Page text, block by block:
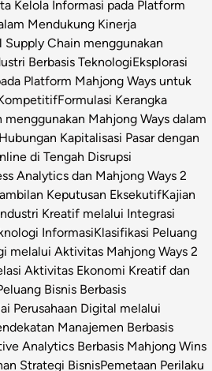
Kelola Informasi pada Platform
Mendukung Kinerja
Supply Chain menggunakan
Berbasis TeknologiEksplorasi
Platform Mahjong Ways untuk
Formulasi Kerangka
Mahjong Ways dalam
Hubungan Kapitalisasi Pasar dengan
di Tengah Disrupsi
Analytics dan Mahjong Ways 2
Keputusan EksekutifKajian
Kreatif melalui Integrasi
InformasiKlasifikasi Peluang
melalui Aktivitas Mahjong Ways 2
Aktivitas Ekonomi Kreatif dan
Bisnis Berbasis
Perusahaan Digital melalui
Manajemen Berbasis
Analytics Berbasis Mahjong Wins
Strategi BisnisPemetaan Perilaku